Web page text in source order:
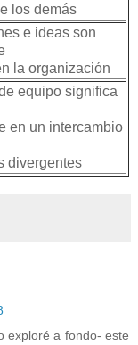
los demás
e ideas son
la organización
equipo significa
en un intercambio
divergentes
exploré a fondo- este